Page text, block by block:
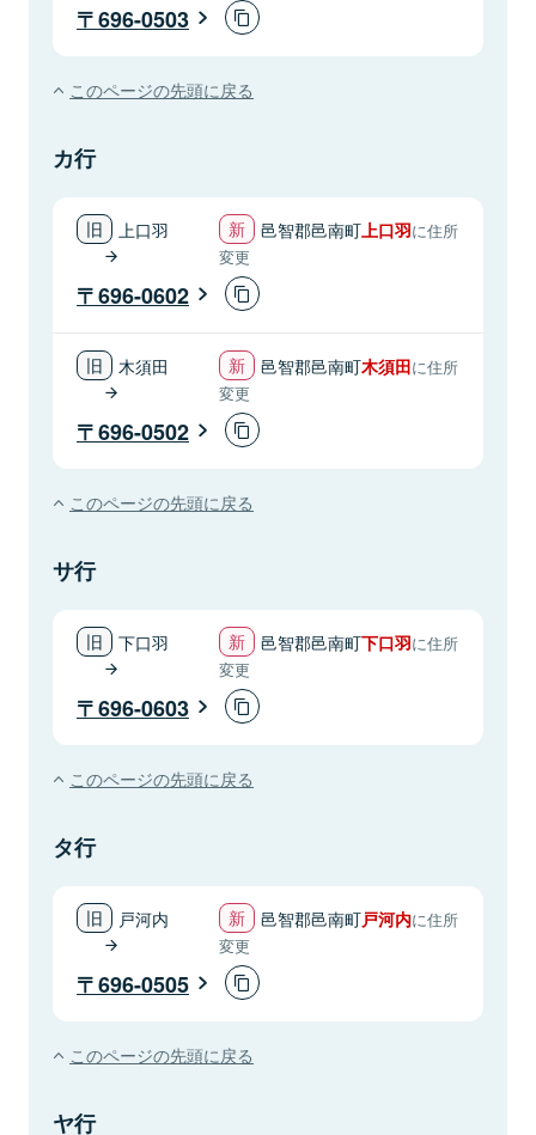
696-0503
このページの先頭に戻る
カ行
上口羽 邑智郡邑南町上口羽に住所
変更
696-0602
木須田 邑智郡邑南町木須田に住所
変更
696-0502
このページの先頭に戻る
サ行
下口羽 邑智郡邑南町下口羽に住所
変更
696-0603
このページの先頭に戻る
タ行
戸河内 邑智郡邑南町戸河内に住所
変更
696-0505
このページの先頭に戻る
ヤ行